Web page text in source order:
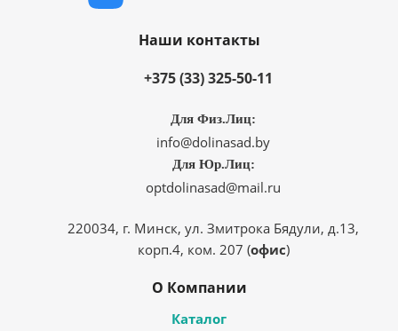
Наши контакты
+375 (33) 325-50-11
Для Физ.Лиц:
info@dolinasad.by
Для Юр.Лиц:
optdolinasad@mail.ru
220034, г. Минск, ул. Змитрока Бядули, д.13,
корп.4, ком. 207 (офис)
О Компании
Каталог